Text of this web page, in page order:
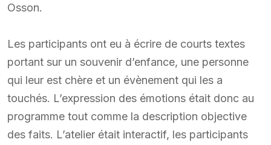
Osson.
Les participants ont eu à écrire de courts textes
portant sur un souvenir d’enfance, une personne
qui leur est chère et un évènement qui les a
touchés. L’expression des émotions était donc au
programme tout comme la description objective
des faits. L’atelier était interactif, les participants